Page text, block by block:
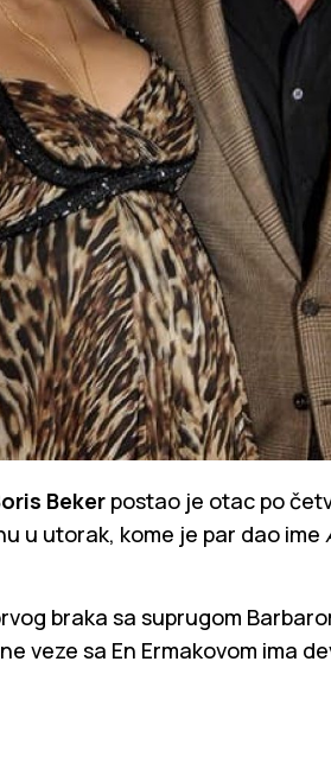
Beker postao je otac po
u utorak, kome je par dao ime
braka sa suprugom
veze sa En Ermakovom ima